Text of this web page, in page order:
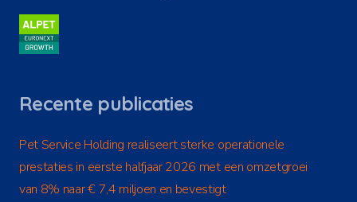
Recente publicaties
Pet Service Holding realiseert sterke operationele
prestaties in eerste halfjaar 2026 met een omzetgroei
van 8% naar € 7,4 miljoen en bevestigt